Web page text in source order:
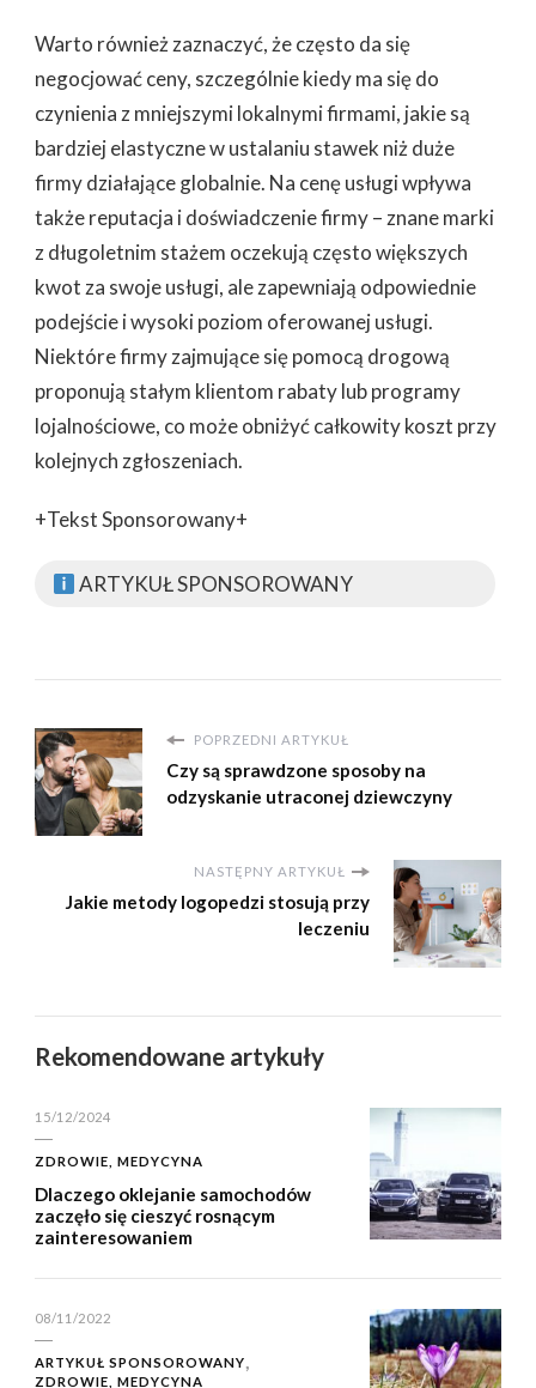
Warto również zaznaczyć, że często da się
negocjować ceny, szczególnie kiedy ma się do
czynienia z mniejszymi lokalnymi firmami, jakie są
bardziej elastyczne w ustalaniu stawek niż duże
firmy działające globalnie. Na cenę usługi wpływa
także reputacja i doświadczenie firmy – znane marki
z długoletnim stażem oczekują często większych
kwot za swoje usługi, ale zapewniają odpowiednie
podejście i wysoki poziom oferowanej usługi.
Niektóre firmy zajmujące się pomocą drogową
proponują stałym klientom rabaty lub programy
lojalnościowe, co może obniżyć całkowity koszt przy
kolejnych zgłoszeniach.
+Tekst Sponsorowany+
ARTYKUŁ SPONSOROWANY
POPRZEDNI ARTYKUŁ
Czy są sprawdzone sposoby na
odzyskanie utraconej dziewczyny
NASTĘPNY ARTYKUŁ
Jakie metody logopedzi stosują przy
leczeniu
Rekomendowane artykuły
15/12/2024
ZDROWIE, MEDYCYNA
Dlaczego oklejanie samochodów
zaczęło się cieszyć rosnącym
zainteresowaniem
08/11/2022
ARTYKUŁ SPONSOROWANY
ZDROWIE, MEDYCYNA